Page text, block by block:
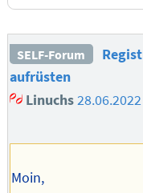
SELF-Forum
aufrüsten
Linuchs
Moin,